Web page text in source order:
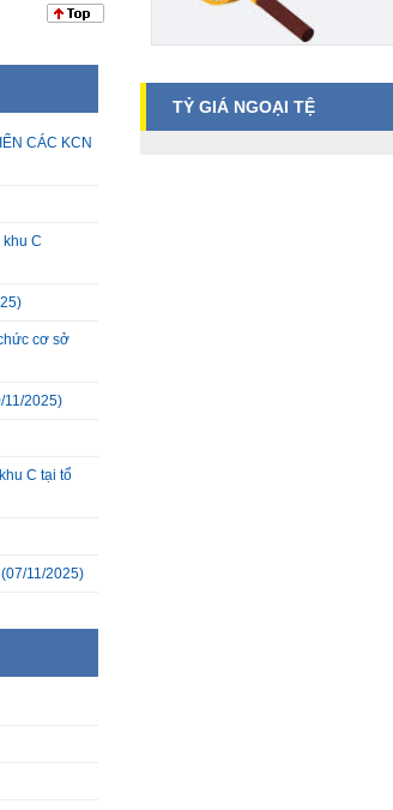
CÁC KCN
C
cơ sở
11/2025)
C tại tổ
(07/11/2025)
TỶ GIÁ NGOẠI TỆ